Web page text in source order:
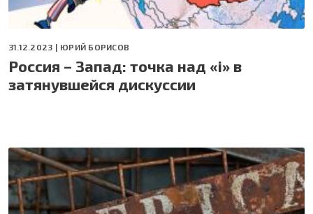
31.12.2023 | ЮРИЙ БОРИСОВ
Россия – Запад: точка над «i» в
затянувшейся дискуссии